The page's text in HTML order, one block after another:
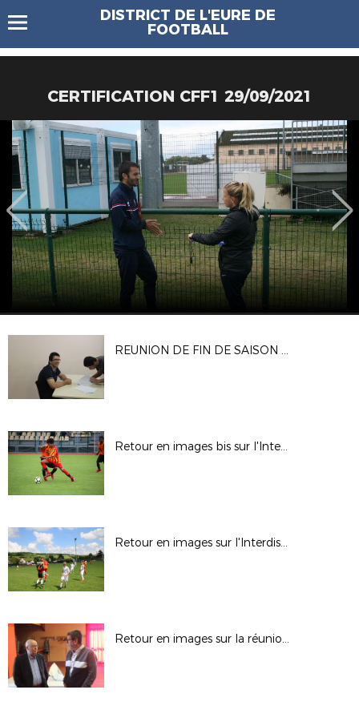
DISTRICT DE L'EURE DE
FOOTBALL
CERTIFICATION CFF1 29/09/2021
REUNION DE FIN DE SAISON DES ARBITRES
Retour en images bis sur l'Interdistrict U13
Retour en images sur l'Interdistrict U13
Retour en images sur la réunion d'EPEGARD